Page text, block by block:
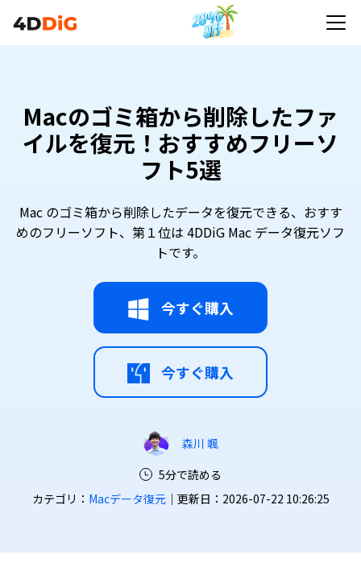
めフリーソフト5選
Macのゴミ箱から削除したファ
イルを復元！おすすめフリーソ
フト5選
Mac のゴミ箱から削除したデータを復元できる、おすす
めのフリーソフト、第１位は 4DDiG Mac データ復元ソフ
トです。
今すぐ購入
今すぐ購入
森川 颯
5分で読める
カテゴリ： Macデータ復元｜更新日：2026-07-22 10:26:25